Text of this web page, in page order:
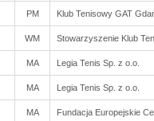
PM Klub Tenisowy GAT
WM Stowarzyszenie Klub
MA Legia Tenis Sp. z o.o.
MA Legia Tenis Sp. z o.o.
MA Fundacja Europejskie